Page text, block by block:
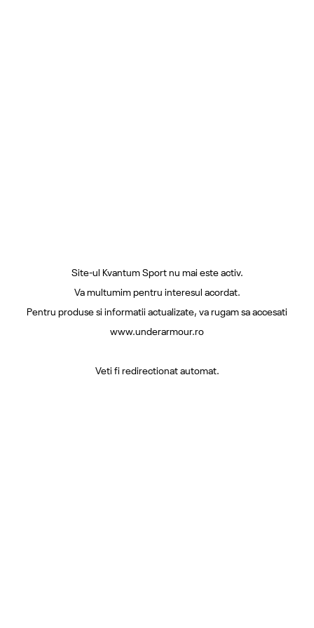
Site-ul Kvantum Sport nu mai este activ.
Va multumim pentru interesul acordat.
Pentru produse si informatii actualizate, va rugam sa accesati
www.underarmour.ro
Veti fi redirectionat automat.